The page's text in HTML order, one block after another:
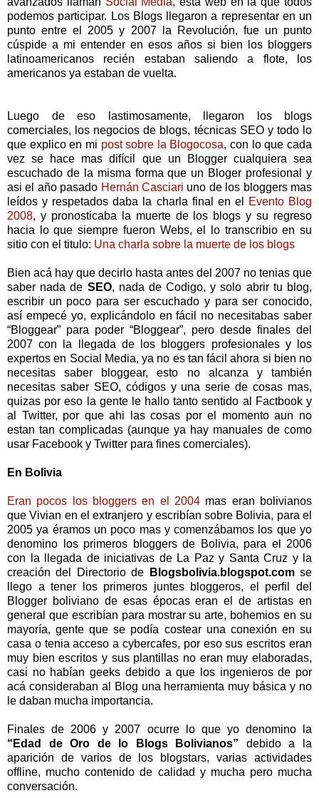
podemos participar. Los Blogs llegaron a representar en un
punto entre el 2005 y 2007 la Revolución, fue un punto
cúspide a mi entender en esos años si bien los bloggers
latinoamericanos recién estaban saliendo a flote, los
americanos ya estaban de vuelta.
Luego de eso lastimosamente, llegaron los blogs
comerciales, los negocios de blogs, técnicas SEO y todo lo
que explico en mi post sobre la Blogocosa, con lo que cada
vez se hace mas difícil que un Blogger cualquiera sea
escuchado de la misma forma que un Bloger profesional y
asi el año pasado Hernán Casciari uno de los bloggers mas
leídos y respetados daba la charla final en el
Evento Blog
2008, y pronosticaba la muerte de los blogs y su regreso
hacia lo que siempre fueron Webs, el lo transcribio en su
sitio con el titulo: Una charla sobre la muerte de los blogs
Bien acá hay que decirlo hasta antes del 2007 no tenias que
saber nada de SEO, nada de Codigo, y solo abrir tu blog,
escribir un poco para ser escuchado y para ser conocido,
así empecé yo, explicándolo en fácil no necesitabas saber
“Bloggear” para poder “Bloggear”, pero desde finales del
2007 con la llegada de los bloggers profesionales y los
expertos en Social Media, ya no es tan fácil ahora si bien no
necesitas saber bloggear, esto no alcanza y también
necesitas saber SEO, códigos y una serie de cosas mas,
quizas por eso la gente le hallo tanto sentido al Factbook y
al Twitter, por que ahi las cosas por el momento aun no
estan tan complicadas (aunque ya hay manuales de como
usar Facebook y Twitter para fines comerciales).
En Bolivia
Eran pocos los bloggers en el 2004 mas eran bolivianos
que Vivian en el extranjero y escribían sobre Bolivia, para el
2005 ya éramos un poco mas y comenzábamos los que yo
denomino los primeros bloggers de Bolivia, para el 2006
con la llegada de iniciativas de La Paz y Santa Cruz y la
creación del Directorio de
Blogsbolivia.blogspot.comse
llego a tener los primeros juntes bloggeros, el perfil del
Blogger boliviano de esas épocas eran el de artistas en
general que escribían para mostrar su arte, bohemios en su
mayoría, gente que se podía costear una conexión en su
casa o tenia acceso a cybercafes, por eso sus escritos eran
muy bien escritos y sus plantillas no eran muy elaboradas,
casi no habían geeks debido a que los ingenieros de por
acá consideraban al Blog una herramienta muy básica y no
le daban mucha importancia.
Finales de 2006 y 2007 ocurre lo que yo denomino la
“Edad de Oro de lo Blogs Bolivianos” debido a la
aparición de varios de los blogstars, varias actividades
offline, mucho contenido de calidad y mucha pero mucha
conversación.